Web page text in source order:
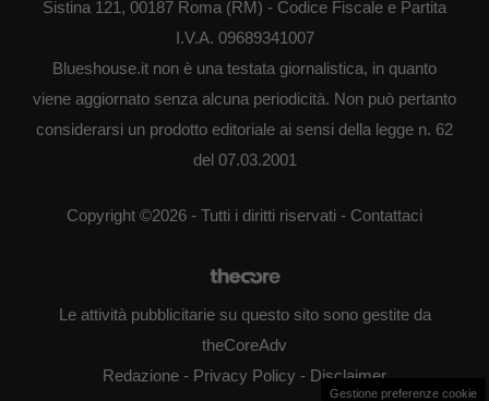
Sistina 121, 00187 Roma (RM) - Codice Fiscale e Partita
I.V.A. 09689341007
Blueshouse.it non è una testata giornalistica, in quanto
viene aggiornato senza alcuna periodicità. Non può pertanto
considerarsi un prodotto editoriale ai sensi della legge n. 62
del 07.03.2001
Copyright ©2026 - Tutti i diritti riservati - Contattaci
Le attività pubblicitarie su questo sito sono gestite da
theCoreAdv
Redazione - Privacy Policy - Disclaimer
Gestione preferenze cookie